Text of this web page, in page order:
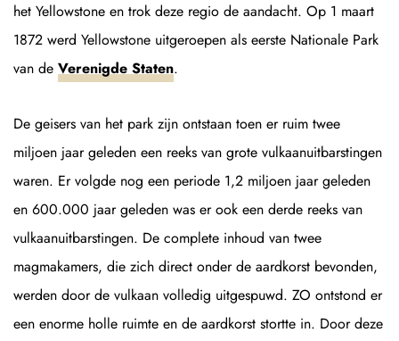
het Yellowstone en trok deze regio de aandacht. Op 1 maart
1872 werd Yellowstone uitgeroepen als eerste Nationale Park
van de Verenigde Staten.
De geisers van het park zijn ontstaan toen er ruim twee
miljoen jaar geleden een reeks van grote vulkaanuitbarstingen
waren. Er volgde nog een periode 1,2 miljoen jaar geleden
en 600.000 jaar geleden was er ook een derde reeks van
vulkaanuitbarstingen. De complete inhoud van twee
magmakamers, die zich direct onder de aardkorst bevonden,
werden door de vulkaan volledig uitgespuwd. ZO ontstond er
een enorme holle ruimte en de aardkorst stortte in. Door deze